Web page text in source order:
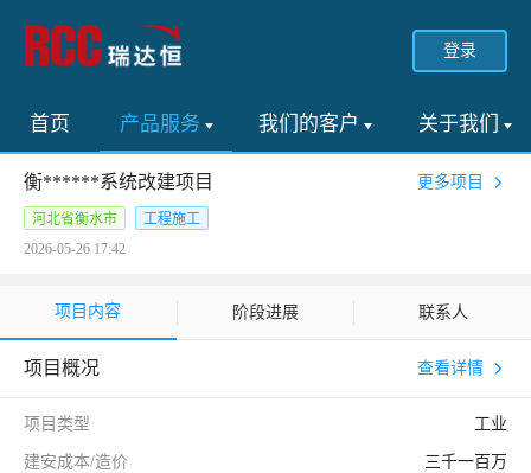
登录
首页 产品服务 我们的客户 关于我们
衡******系统改建项目 更多项目
河北省衡水市
工程施工
2026-05-26 17:42
项目内容 阶段进展 联系人
项目概况 查看详情
项目类型 工业
建安成本/造价 三千一百万